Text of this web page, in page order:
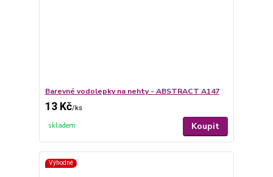
Barevné vodolepky na nehty - ABSTRACT A147
13 Kč/ks
skladem Koupit
Výhodné